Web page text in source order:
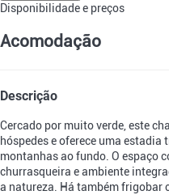
Disponibilidade e preços
Acomodação
Descrição
Cercado por muito verde, este
hóspedes e oferece uma
montanhas ao fundo. O espaço
churrasqueira e ambiente
a natureza. Há também frigobar